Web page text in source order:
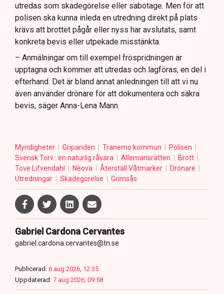
utredas som skadegörelse eller sabotage. Men för att
polisen ska kunna inleda en utredning direkt på plats
krävs att brottet pågår eller nyss har avslutats, samt
konkreta bevis eller utpekade misstänkta.
– Anmälningar om till exempel fröspridningen är
upptagna och kommer att utredas och lagföras, en del i
efterhand. Det är bland annat anledningen till att vi nu
även använder drönare för att dokumentera och säkra
bevis, säger Anna-Lena Mann.
Myndigheter Gripanden Tranemo kommun
Polisen
Svensk Torv : en naturlig råvara
Allemansrätten
Brott
Tove Lifvendahl
Neova Återställ Våtmarker
Drönare
Utredningar
Skadegörelse Grimsås
Gabriel Cardona Cervantes
gabriel.cardona.cervantes@tn.se
Publicerad: 6 aug 2026, 12:35
Uppdaterad: 7 aug 2026, 09:58